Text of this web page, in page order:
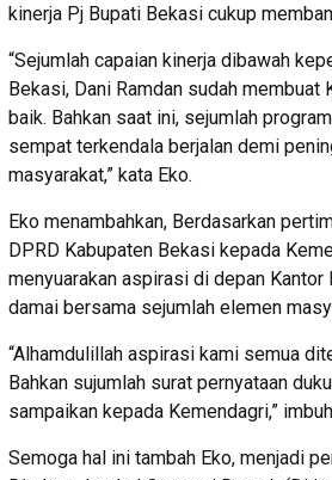
kinerja Pj Bupati Bekasi cukup
“Sejumlah capaian kinerja dibawah
Bekasi, Dani Ramdan sudah membuat
baik. Bahkan saat ini, sejumlah
sempat terkendala berjalan demi
masyarakat,” kata Eko.
Eko menambahkan, Berdasarkan
DPRD Kabupaten Bekasi kepada
menyuarakan aspirasi di depan Kantor
damai bersama sejumlah elemen
“Alhamdulillah aspirasi kami semua
Bahkan sujumlah surat pernyataan
sampaikan kepada Kemendagri,”
Semoga hal ini tambah Eko, menjadi